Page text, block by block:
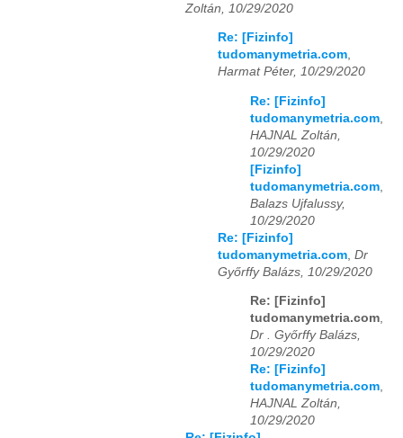
Zoltán, 10/29/2020
Re: [Fizinfo]
tudomanymetria.com,
Harmat Péter, 10/29/2020
Re: [Fizinfo]
tudomanymetria.com
HAJNAL Zoltán,
10/29/2020
[Fizinfo]
tudomanymetria.com
Balazs Ujfalussy,
10/29/2020
Re: [Fizinfo]
tudomanymetria.com Dr
Győrffy Balázs, 10/29/2020
Re: [Fizinfo]
tudomanymetria.com,
Dr . Győrffy Balázs,
10/29/2020
Re: [Fizinfo]
tudomanymetria.com,
HAJNAL Zoltán,
10/29/2020